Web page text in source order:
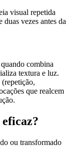
visual repetida
vezes antes da
combina
textura e luz.
que realcem
ou transformado